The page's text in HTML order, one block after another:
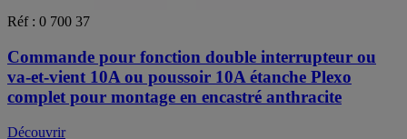
Réf : 0 700 37
Commande pour fonction double interrupteur ou
va-et-vient 10A ou poussoir 10A étanche Plexo
complet pour montage en encastré anthracite
Découvrir